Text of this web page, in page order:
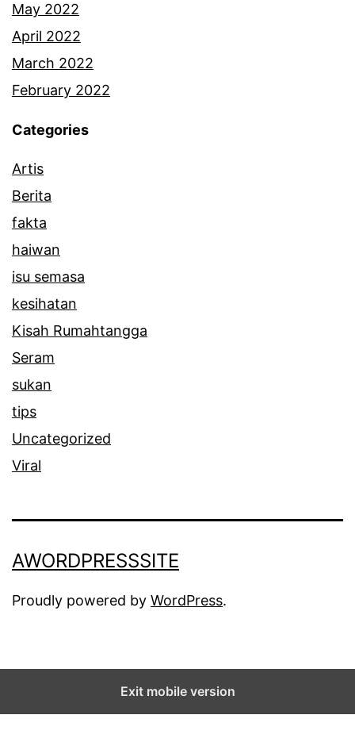
May 2022
April 2022
March 2022
February 2022
Categories
Artis
Berita
fakta
haiwan
isu semasa
kesihatan
Kisah Rumahtangga
Seram
sukan
tips
Uncategorized
Viral
AWORDPRESSSITE
Proudly powered by WordPress.
Exit mobile version